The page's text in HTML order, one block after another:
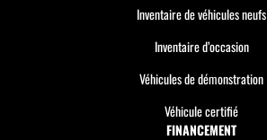
Inventaire de véhicules neufs
Inventaire d’occasion
Véhicules de démonstration
Véhicule certifié
FINANCEMENT